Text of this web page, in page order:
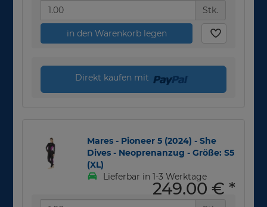
Stk.
in den Warenkorb legen
Direkt kaufen mit
Mares - Pioneer 5 (2024) - She
Dives - Neoprenanzug - Größe: S5
(XL)
Lieferbar in 1-3 Werktage
249,00 € *